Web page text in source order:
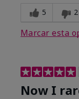
5 2
Marcar esta
Now I